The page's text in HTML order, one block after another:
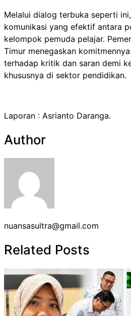
Melalui dialog terbuka seperti
komunikasi yang efektif antara
kelompok pemuda pelajar.
Timur menegaskan
terhadap kritik dan saran demi
khususnya di sektor pendidikan.
Laporan : Asrianto Daranga.
Author
nuansasultra@gmail.com
Related Posts